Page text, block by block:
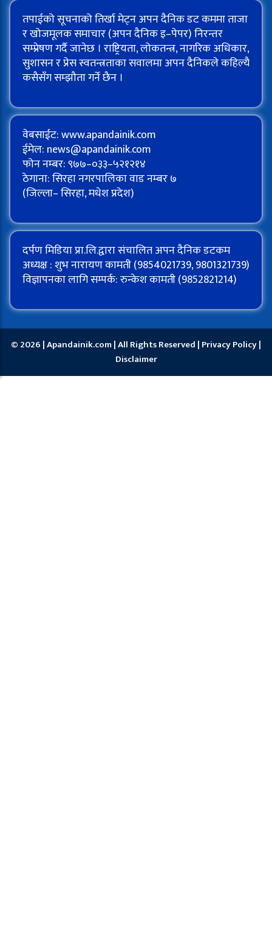
तपाईको सूचनाको तिर्खा मेट्न अपन दैनिक डट कममा ताजा
र खोजमूलक समाचार (अपन दैनिक इ–पेपर) निरन्तर
सम्प्रेषण गर्दै जानेछ । राष्ट्रियता, लोकतन्त्र, नागरिक अधिकार,
सुशासन र प्रेस स्वतन्त्रताका सवालमा अपन दैनिकले कहिल्यै
कसैसँग सम्झौता गर्ने छैन ।
वेबसाईट: www.apandainik.com
ईमेल: news@apandainik.com
फोन नम्बर: ९७७–०३३–५२१२१४
ठेगाना: सिरहा नगरपालिका वाड नम्बर ७
(जिल्ला– सिरहा, मधेश प्रदेश)
दर्पण मिडिया प्रा.लि.द्वारा संचालित अपन दैनिक डटकम
अध्यक्ष : शुभ नारायण कामती (9854021739, 9801321739)
विज्ञापनका लागि सम्पर्क: रुन्केश कामती (9852821214)
© 2026 | Apandainik.com | All Rights Reserved | Privacy Policy|
Disclaimer